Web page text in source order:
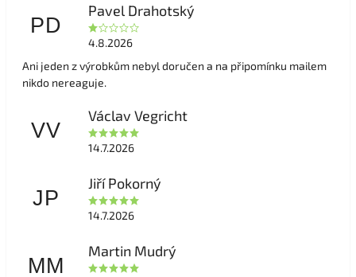
PD
Pavel Drahotský
4.8.2026
Ani jeden z výrobkům nebyl doručen a na připomínku mailem
nikdo nereaguje.
VV
Václav Vegricht
14.7.2026
JP
Jiří Pokorný
14.7.2026
MM
Martin Mudrý